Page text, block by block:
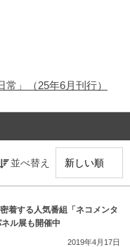
」（25年6月刊行）
並べ替え
着する人気番組「ネコメンタ
ル展も開催中
2019年4月17日